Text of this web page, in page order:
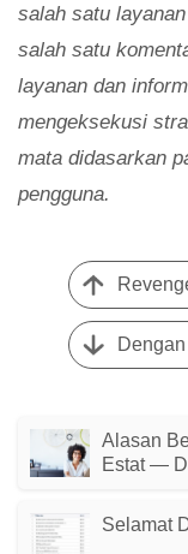
salah satu
salah satu
layanan dan
mengeksekusi
mata didasarkan
pengguna.
Alasan
Estat —
Selamat